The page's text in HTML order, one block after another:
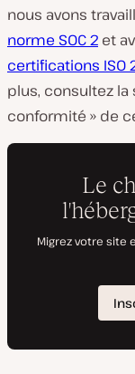
nous avons
norme SOC 2 et
certifications ISO
plus, consultez
conformité » de